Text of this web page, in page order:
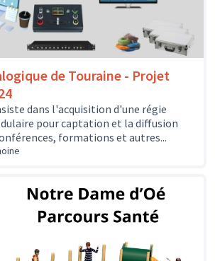
de Touraine - Projet
dans l'acquisition d'une régie
pour captation et la diffusion
formations et autres...